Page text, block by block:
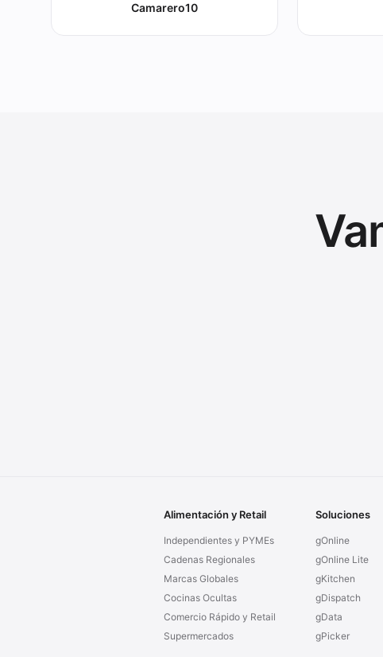
Camarero10
Alimentación y Retail
Independientes y PYMEs
Cadenas Regionales
Marcas Globales
Cocinas Ocultas
Comercio Rápido y Retail
Supermercados
Soluciones
gOnline
gOnline Lite
gKitchen
gDispatch
gData
gPicker